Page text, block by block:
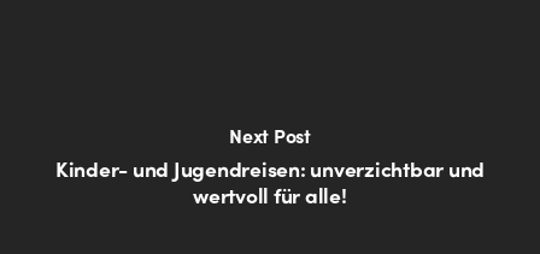
Next Post
Kinder- und Jugendreisen: unverzichtbar und
wertvoll für alle!